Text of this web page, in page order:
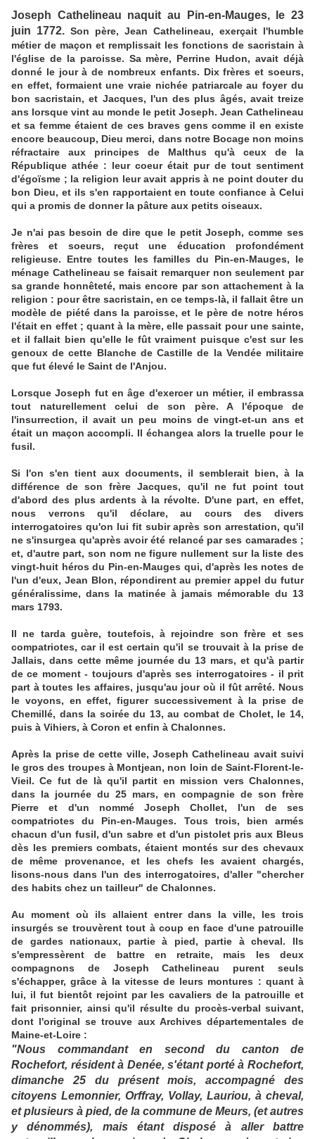
Joseph Cathelineau naquit au Pin-en-Mauges, le 23
juin 1772. Son père, Jean Cathelineau, exerçait l'humble
métier de maçon et remplissait les fonctions de sacristain à
l'église de la paroisse. Sa mère, Perrine Hudon, avait déjà
donné le jour à de nombreux enfants. Dix frères et soeurs,
en effet, formaient une vraie nichée patriarcale au foyer du
bon sacristain, et Jacques, l'un des plus âgés, avait treize
ans lorsque vint au monde le petit Joseph. Jean Cathelineau
et sa femme étaient de ces braves gens comme il en existe
encore beaucoup, Dieu merci, dans notre Bocage non moins
réfractaire aux principes de Malthus qu'à ceux de la
République athée : leur coeur était pur de tout sentiment
d'égoïsme ; la religion leur avait appris à ne point douter du
bon Dieu, et ils s'en rapportaient en toute confiance à Celui
qui a promis de donner la pâture aux petits oiseaux.
Je n'ai pas besoin de dire que le petit Joseph, comme ses
frères et soeurs, reçut une éducation profondément
religieuse. Entre toutes les familles du Pin-en-Mauges, le
ménage Cathelineau se faisait remarquer non seulement par
sa grande honnêteté, mais encore par son attachement à la
religion : pour être sacristain, en ce temps-là, il fallait être un
modèle de piété dans la paroisse, et le père de notre héros
l'était en effet ; quant à la mère, elle passait pour une sainte,
et il fallait bien qu'elle le fût vraiment puisque c'est sur les
genoux de cette Blanche de Castille de la Vendée militaire
que fut élevé le Saint de l'Anjou.
Lorsque Joseph fut en âge d'exercer un métier, il embrassa
tout naturellement celui de son père. A l'époque de
l'insurrection, il avait un peu moins de vingt-et-un ans et
était un maçon accompli. Il échangea alors la truelle pour le
fusil.
Si l'on s'en tient aux documents, il semblerait bien, à la
différence de son frère Jacques, qu'il ne fut point tout
d'abord des plus ardents à la révolte. D'une part, en effet,
nous verrons qu'il déclare, au cours des divers
interrogatoires qu'on lui fit subir après son arrestation, qu'il
ne s'insurgea qu'après avoir été relancé par ses camarades ;
et, d'autre part, son nom ne figure nullement sur la liste des
vingt-huit héros du Pin-en-Mauges qui, d'après les notes de
l'un d'eux, Jean Blon, répondirent au premier appel du futur
généralissime, dans la matinée à jamais mémorable du 13
mars 1793.
Il ne tarda guère, toutefois, à rejoindre son frère et ses
compatriotes, car il est certain qu'il se trouvait à la prise de
Jallais, dans cette même journée du 13 mars, et qu'à partir
de ce moment - toujours d'après ses interrogatoires - il prit
part à toutes les affaires, jusqu'au jour où il fût arrêté. Nous
le voyons, en effet, figurer successivement à la prise de
Chemillé, dans la soirée du 13, au combat de Cholet, le 14,
puis à Vihiers, à Coron et enfin à Chalonnes.
Après la prise de cette ville, Joseph Cathelineau avait suivi
le gros des troupes à Montjean, non loin de Saint-Florent-le-
Vieil. Ce fut de là qu'il partit en mission vers Chalonnes,
dans la journée du 25 mars, en compagnie de son frère
Pierre et d'un nommé Joseph Chollet, l'un de ses
compatriotes du Pin-en-Mauges. Tous trois, bien armés
chacun d'un fusil, d'un sabre et d'un pistolet pris aux Bleus
dès les premiers combats, étaient montés sur des chevaux
de même provenance, et les chefs les avaient chargés,
lisons-nous dans l'un des interrogatoires, d'aller "chercher
des habits chez un tailleur" de Chalonnes.
Au moment où ils allaient entrer dans la ville, les trois
insurgés se trouvèrent tout à coup en face d'une patrouille
de gardes nationaux, partie à pied, partie à cheval. Ils
s'empressèrent de battre en retraite, mais les deux
compagnons de Joseph Cathelineau purent seuls
s'échapper, grâce à la vitesse de leurs montures : quant à
lui, il fut bientôt rejoint par les cavaliers de la patrouille et
fait prisonnier, ainsi qu'il résulte du procès-verbal suivant,
dont l'original se trouve aux Archives départementales de
Maine-et-Loire :
"Nous commandant en second du canton de
Rochefort, résident à Denée, s'étant porté à Rochefort,
dimanche 25 du présent mois, accompagné des
citoyens Lemonnier, Orffray, Vollay, Lauriou, à cheval,
et plusieurs à pied, de la commune de Meurs, (et autres
y dénommés), mais étant disposé à aller battre